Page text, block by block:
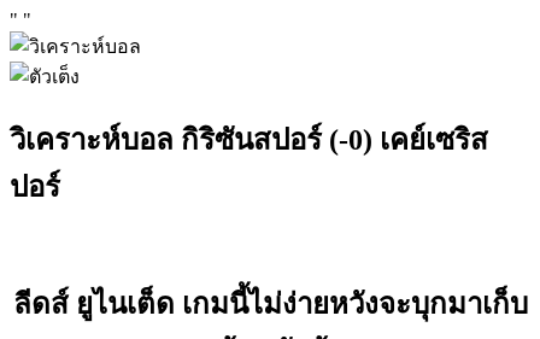
" "
วิเคราะห์บอล กิริซันสปอร์ (-0) เคย์เซริส
ปอร์
ลีดส์ ยูไนเต็ด เกมนี้ไม่ง่ายหวังจะบุกมาเก็บ